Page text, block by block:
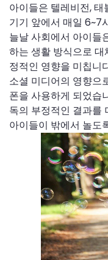
아이들은 텔레비전, 태
기기 앞에서 매일 6~7
늘날 사회에서 아이들
하는 생활 방식으로
정적인 영향을 미칩니
소셜 미디어의 영향으
폰을 사용하게 되었습
독의 부정적인 결과를
아이들이 밖에서 놀도